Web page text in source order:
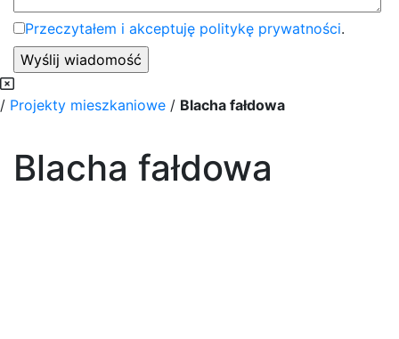
Przeczytałem i akceptuję politykę prywatności.
/ Projekty mieszkaniowe / Blacha fałdowa
Blacha fałdowa